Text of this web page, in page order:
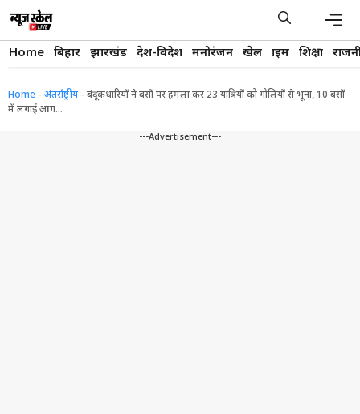
content
Home बिहार झारखंड देश-विदेश मनोरंजन खेल क्राइम शिक्षा
Home - अंतर्राष्ट्रीय - बंदूकधारियों ने बसों पर हमला कर 23 यात्रियों को गोलियों से भूना, 10 बसों
में लगाई आग…
---Advertisement---